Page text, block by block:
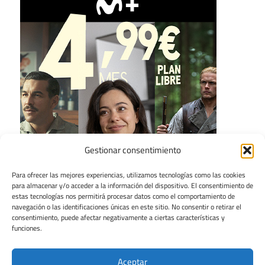
Gestionar consentimiento
Para ofrecer las mejores experiencias, utilizamos tecnologías como las cookies
para almacenar y/o acceder a la información del dispositivo. El consentimiento de
estas tecnologías nos permitirá procesar datos como el comportamiento de
navegación o las identificaciones únicas en este sitio. No consentir o retirar el
consentimiento, puede afectar negativamente a ciertas características y
funciones.
Aceptar